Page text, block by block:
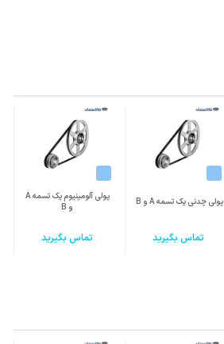
پولی چدنی یک تسمه A و B
تماس بگیرید
پولی آلومینیوم یک تسمه A
و B
تماس بگیرید